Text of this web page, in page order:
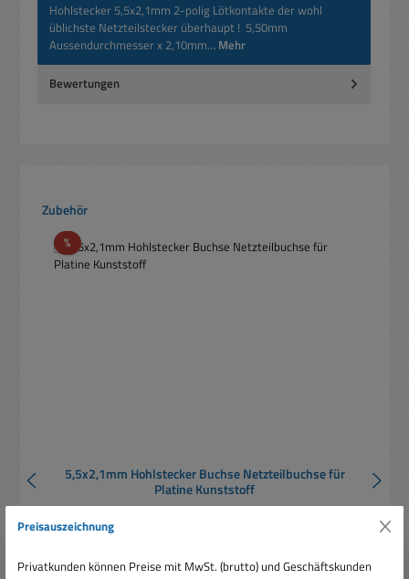
Hohlstecker 5,5x2,1mm 2-polig Lötkontakte der wohl
üblichste Netzteilstecker überhaupt ! 5,50mm
Aussendurchmesser x 2,10mm… Mehr
Bewertungen
Produktgalerie überspringen
Zubehör
%Rabatt
5,5x2,1mm Hohlstecker Buchse Netzteilbuchse für
Platine Kunststoff
Preisauszeichnung
Privatkunden können Preise mit MwSt. (brutto) und Geschäftskunden